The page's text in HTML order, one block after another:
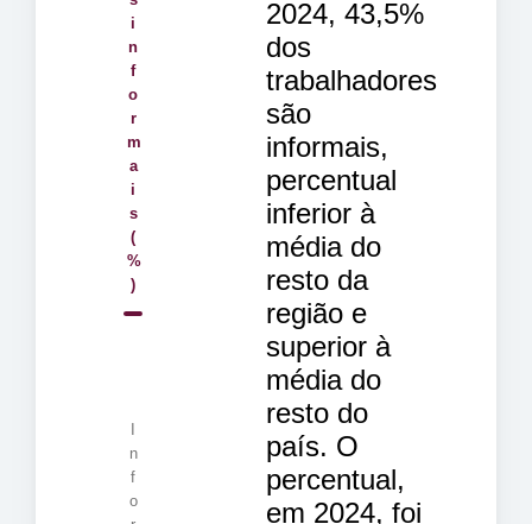
i
n
f
o
r
m
a
i
s
(
%
)
n
f
o
2024, 43,5%
dos
trabalhadores
são
informais,
percentual
inferior à
média do
resto da
região e
superior à
média do
resto do
país. O
percentual,
em 2024, foi